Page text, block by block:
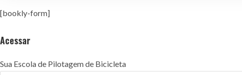
[bookly-form]
Acessar
Sua Escola de Pilotagem de Bicicleta